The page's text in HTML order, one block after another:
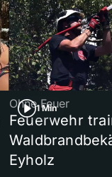
1 Min
Ohne Feuer
Feuerwehr
Eyholz